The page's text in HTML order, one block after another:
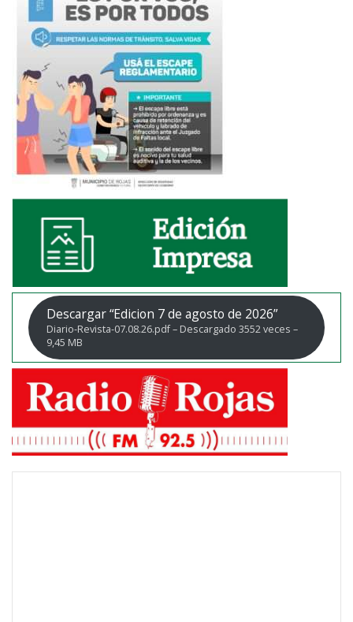
Descargar “Edicion 7 de agosto de 2026”
Diario-Revista-07.08.26.pdf – Descargado 3552 veces –
9,45 MB